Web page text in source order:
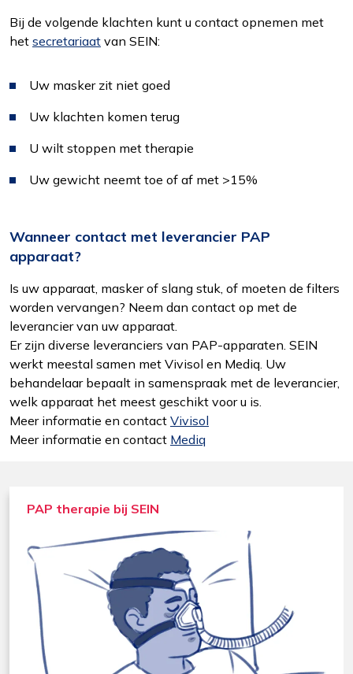
Bij de volgende klachten kunt u contact opnemen met
het secretariaat van SEIN:
Uw masker zit niet goed
Uw klachten komen terug
U wilt stoppen met therapie
Uw gewicht neemt toe of af met >15%
Wanneer contact met leverancier PAP
apparaat?
Is uw apparaat, masker of slang stuk, of moeten de filters
worden vervangen? Neem dan contact op met de
leverancier van uw apparaat.
Er zijn diverse leveranciers van PAP-apparaten. SEIN
werkt meestal samen met Vivisol en Mediq. Uw
behandelaar bepaalt in samenspraak met de leverancier,
welk apparaat het meest geschikt voor u is.
Meer informatie en contact Vivisol
Meer informatie en contact Mediq
PAP therapie bij SEIN